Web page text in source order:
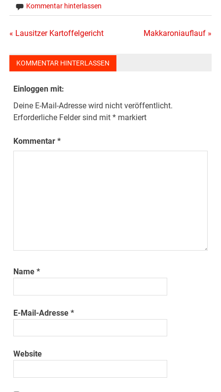
Kommentar hinterlassen
Beitragsnavigation
« Lausitzer Kartoffelgericht Makkaroniauflauf »
KOMMENTAR HINTERLASSEN
Einloggen mit:
Deine E-Mail-Adresse wird nicht veröffentlicht.
Erforderliche Felder sind mit* markiert
Kommentar*
Name*
E-Mail-Adresse*
Website